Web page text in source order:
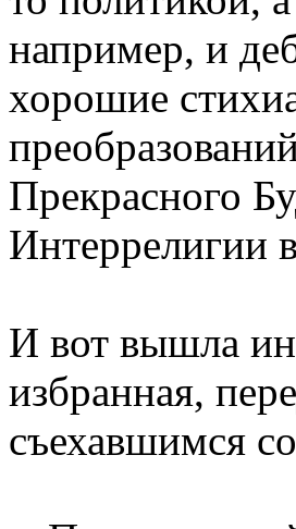
например, и
хорошие
Прекрасного
Интеррелигии
И вот вышла
избранная,
съехавшимся